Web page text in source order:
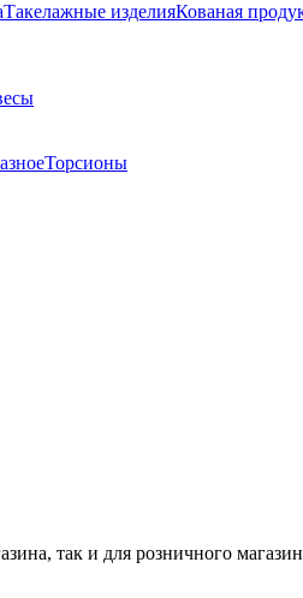
Такелажные изделияКованая
Торсионы
так и для розничного